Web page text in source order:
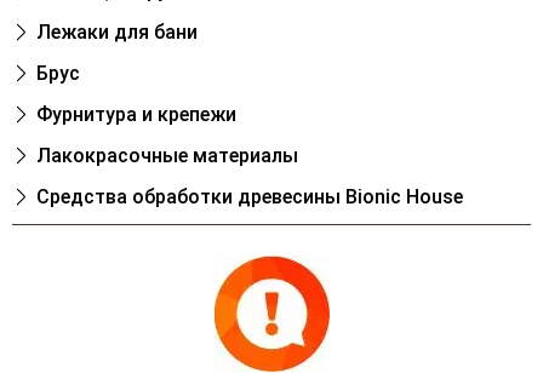
Лежаки для бани
Брус
Фурнитура и крепежи
Лакокрасочные материалы
Cредства обработки древесины Bionic House